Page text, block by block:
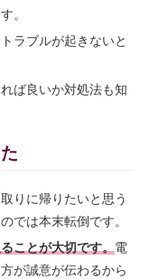
。
ラブルが起きないと
ば良いか対処法も知
りに帰りたいと思う
では本末転倒です。
ことが大切です。 電
が誠意が伝わるから